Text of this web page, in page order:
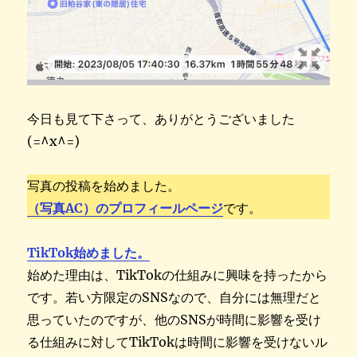
今日も見て下さって、ありがとうございました
(=^x^=)
写真の投稿を始めました。
（写真AC）のプロフィールページです。
TikTok始めました。
始めた理由は、TikTokの仕組みに興味を持ったから
です。若い方限定のSNSなので、自分には無理だと
思っていたのですが、他のSNSが時間に影響を受け
る仕組みに対してTikTokは時間に影響を受けないル